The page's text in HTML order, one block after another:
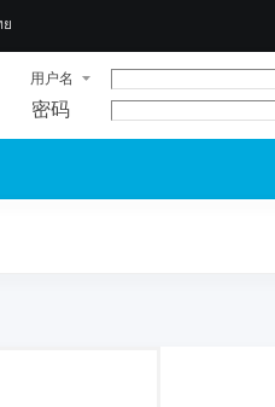
ย
用户名
密码